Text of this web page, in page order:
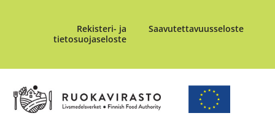
Rekisteri- ja
tietosuojaseloste
Saavutettavuusseloste